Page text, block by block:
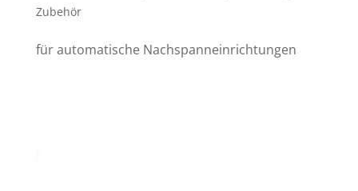
Zubehör
für automatische Nachspanneinrichtungen